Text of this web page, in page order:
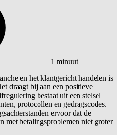
1 minuut
en het klantgericht handelen is
draagt bij aan een positieve
bestaat uit een stelsel
protocollen en gedragscodes.
ervoor dat de
met betalingsproblemen niet groter